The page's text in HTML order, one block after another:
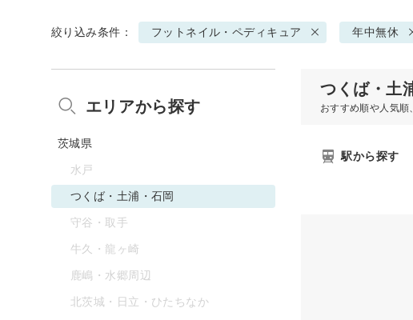
絞り込み条件： フットネイル・ペディキュア 年中無休
つくば・土
おすすめ順や人気順
駅から探す
エリアから探す
茨城県
水戸
つくば・土浦・石岡
守谷・取手
牛久・龍ヶ崎
鹿嶋・水郷周辺
北茨城・日立・ひたちなか